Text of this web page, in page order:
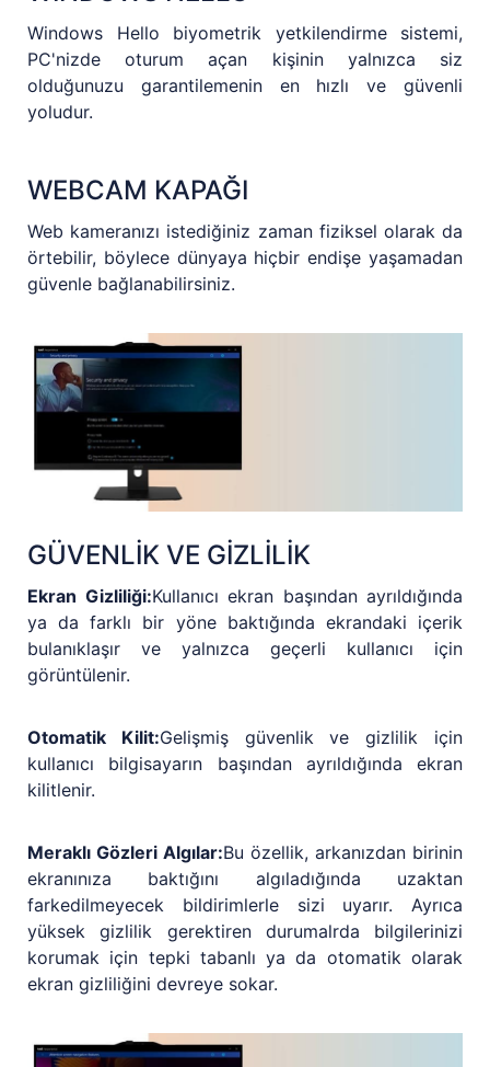
Windows Hello biyometrik yetkilendirme sistemi,
PC'nizde oturum açan kişinin yalnızca siz
olduğunuzu garantilemenin en hızlı ve güvenli
yoludur.
WEBCAM KAPAĞI
Web kameranızı istediğiniz zaman fiziksel olarak da
örtebilir, böylece dünyaya hiçbir endişe yaşamadan
güvenle bağlanabilirsiniz.
GÜVENLİK VE GİZLİLİK
Ekran Gizliliği:Kullanıcı ekran başından ayrıldığında
ya da farklı bir yöne baktığında ekrandaki içerik
bulanıklaşır ve yalnızca geçerli kullanıcı için
görüntülenir.
Otomatik Kilit:Gelişmiş güvenlik ve gizlilik için
kullanıcı bilgisayarın başından ayrıldığında ekran
kilitlenir.
Meraklı Gözleri Algılar:Bu özellik, arkanızdan birinin
ekranınıza baktığını algıladığında uzaktan
farkedilmeyecek bildirimlerle sizi uyarır. Ayrıca
yüksek gizlilik gerektiren durumalrda bilgilerinizi
korumak için tepki tabanlı ya da otomatik olarak
ekran gizliliğini devreye sokar.